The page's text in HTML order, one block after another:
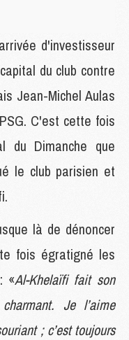
d'investisseur
du club contre
Jean-Michel Aulas
C'est cette fois
du Dimanche que
le club parisien et
là de dénoncer
fois égratigné les
«Al-Khelaïfi fait son
Je l’aime
; c’est toujours